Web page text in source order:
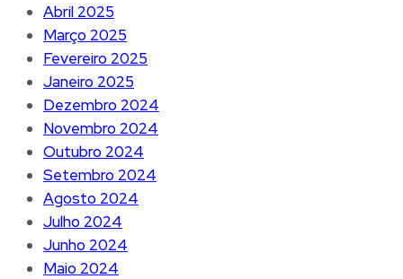
Abril 2025
Março 2025
Fevereiro 2025
Janeiro 2025
Dezembro 2024
Novembro 2024
Outubro 2024
Setembro 2024
Agosto 2024
Julho 2024
Junho 2024
Maio 2024